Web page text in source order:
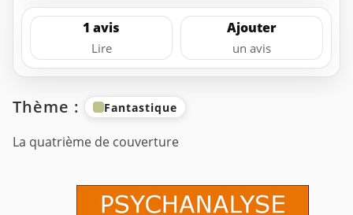
1 avis
Lire
Ajouter
un avis
Thème : Fantastique
La quatrième de couverture